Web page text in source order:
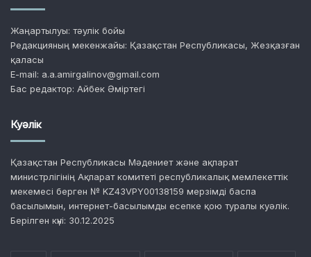
Жаңартылуы: тәулік бойы
Редакцияның мекенжайы: Қазақстан Республикасы, Жезқазған
қаласы
E-mail: a.a.amirgalinov@gmail.com
Бас редактор: Айбек Әміртегі
Куәлік
Қазақстан Республикасы Мәдениет және ақпарат
министрлігінің Ақпарат комитеті республикалық мемлекеттік
мекемесі берген № KZ43VPY00138159 мерзімді баспа
басылымын, интернет-басылымды есепке қою туралы куәлік.
Берілген күні: 30.12.2025